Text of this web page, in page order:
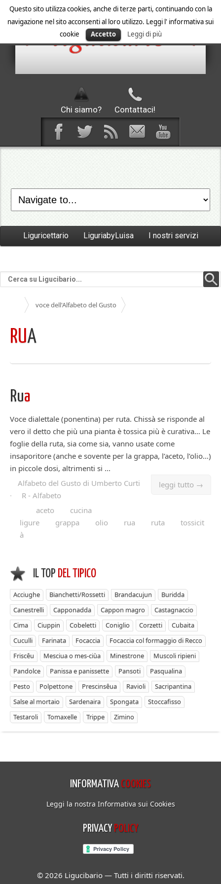
Questo sito utilizza cookies, anche di terze parti, continuando con la
navigazione nel sito acconsenti al loro utilizzo. Leggi l' informativa sui
cookie
Accetto Leggi di più
Chi siamo? Contattaci!
Liguricettario LiguriabyLuisa I nostri servizi
voce dell'Alfabeto del Gusto
RUA
Rua
Voce dialettale (ponentina) per ruta. Chissà se risponde al
vero il detto che più una pianta è tossica più è curativa… Le
foglie della ruta, sia come sia, vanno usate come
insaporitore (anche e sovente per la grappa, l’aceto, l’olio…)
in piccole dosi, altrimenti si ...
leggi tutto →
Alfabeto del Gusto di Umberto Curti
·
R - Alfabeto
aceto
cucina
ligure
grappa olio rua ruta
tossicit
à
IL TOP DEL TIPICO
Acciughe Bianchetti/Rossetti Brandacujun
Buridda
Canestrelli
Capponadda Cappon magro
Castagnaccio
Cima
Ciuppin Cobeletti Coniglio Corzetti
Cubaita
Cuculli
Farinata Focaccia
Focaccia col formaggio di Recco
Friscêu
Mesciua o mes-ciùa Minestrone
Muscoli ripieni
Pandolce
Panissa e panissette Pansoti
Pasqualina
Pesto
Polpettone Prescinsêua Ravioli
Sacripantina
Salse al mortaio
Sardenaira Spongata
Stoccafisso
Testaroli
Tomaxelle Trippe Zimino
INFORMATIVA COOKIES
Leggi la nostra Informativa sui Cookies
PRIVACY POLICY
© 2026 Ligucibario — Tutti i diritti riservati.